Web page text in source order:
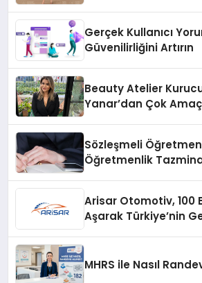
Gerçek Kullanıcı
Güvenilirliğini Artırın
Beauty Atelier
Yanar’dan Çok
Sözleşmeli
Öğretmenlik
Arisar Otomotiv, 100
Aşarak Türkiye’nin
MHRS ile Nasıl